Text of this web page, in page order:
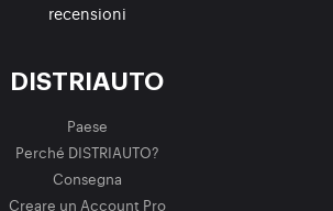
recensioni
DISTRIAUTO
Paese
Perché DISTRIAUTO?
Consegna
Creare un Account Pro